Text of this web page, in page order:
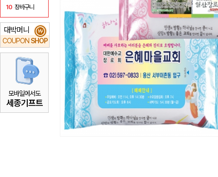
10 장바구니
대박머니
COUPON SHOP
₩
모바일에서도
세종기프트